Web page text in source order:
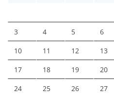
3 4 5 6
10 11 12 13
17 18 19 20
24 25 26 27